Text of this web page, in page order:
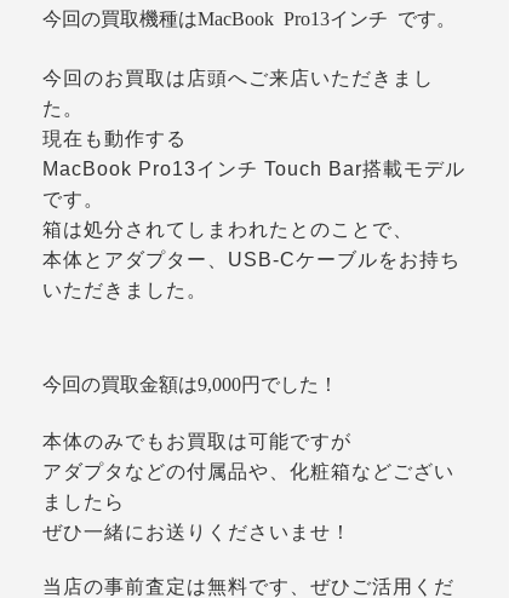
今回の買取機種はMacBook Pro13インチ です。
今回のお買取は店頭へご来店いただきまし
た。
現在も動作する
MacBook Pro13インチ Touch Bar搭載モデル
です。
箱は処分されてしまわれたとのことで、
本体とアダプター、USB-Cケーブルをお持ち
いただきました。
今回の買取金額は9,000円でした！
本体のみでもお買取は可能ですが
アダプタなどの付属品や、化粧箱などござい
ましたら
ぜひ一緒にお送りくださいませ！
当店の事前査定は無料です、ぜひご活用くだ